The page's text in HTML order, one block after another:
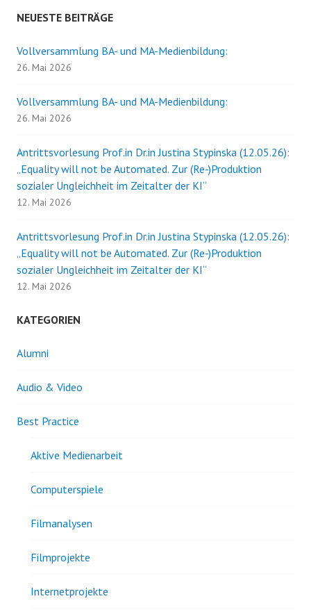
NEUESTE BEITRÄGE
Vollversammlung BA- und MA-Medienbildung:
26. Mai 2026
Vollversammlung BA- und MA-Medienbildung:
26. Mai 2026
Antrittsvorlesung Prof.in Dr.in Justina Stypinska (12.05.26):
„Equality will not be Automated. Zur (Re-)Produktion
sozialer Ungleichheit im Zeitalter der KI“
12. Mai 2026
Antrittsvorlesung Prof.in Dr.in Justina Stypinska (12.05.26):
„Equality will not be Automated. Zur (Re-)Produktion
sozialer Ungleichheit im Zeitalter der KI“
12. Mai 2026
KATEGORIEN
Alumni
Audio & Video
Best Practice
Aktive Medienarbeit
Computerspiele
Filmanalysen
Filmprojekte
Internetprojekte